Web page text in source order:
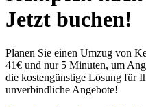
Jetzt buchen!
Planen Sie einen Umzug von
41€ und nur 5 Minuten, um
die kostengünstige Lösung für
unverbindliche Angebote!